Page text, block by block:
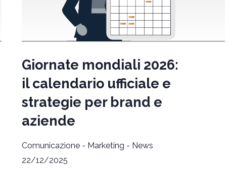
Giornate mondiali 2026:
il calendario ufficiale e
strategie per brand e
aziende
Comunicazione - Marketing - News
22/12/2025